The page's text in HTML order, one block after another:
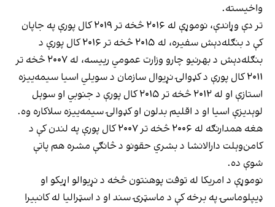
واخیسته.
تر دې وړاندې، نوموړې له ۲۰۱۶ څخه تر ۲۰۱۹ کال پورې په جاپان
کې د بنګله‌دېش سفیره، له ۲۰۱۵ څخه تر ۲۰۱۶ کال پورې د
بنګله‌دېش د بهرنیو چارو وزارت عمومي رییسه، له ۲۰۰۷ څخه تر
۲۰۱۱ کال پورې د کډوالۍ نړیوال سازمان د سویلي اسیا سیمه‌ییزه
استازې او له ۲۰۱۲ څخه تر ۲۰۱۵ کال پورې د جنوبي او سوېل
لوېدیزې اسیا او د اقلیم بدلون او کډوالۍ سیمه‌ییزه سلاکاره وه.
هغه همدارنګه له ۲۰۰۶ څخه تر ۲۰۰۷ کال پورې په لندن کې د
کامن‌وېلت دارالانشا د بشري حقونو د څانګې مشره هم پاتې
شوې ده.
نوموړې د امریکا له توفت پوهنتون څخه د نړیوالو اړیکو او
ډیپلوماسۍ په برخه کې د ماسټرۍ سند او د اسټرالیا له کانبیرا